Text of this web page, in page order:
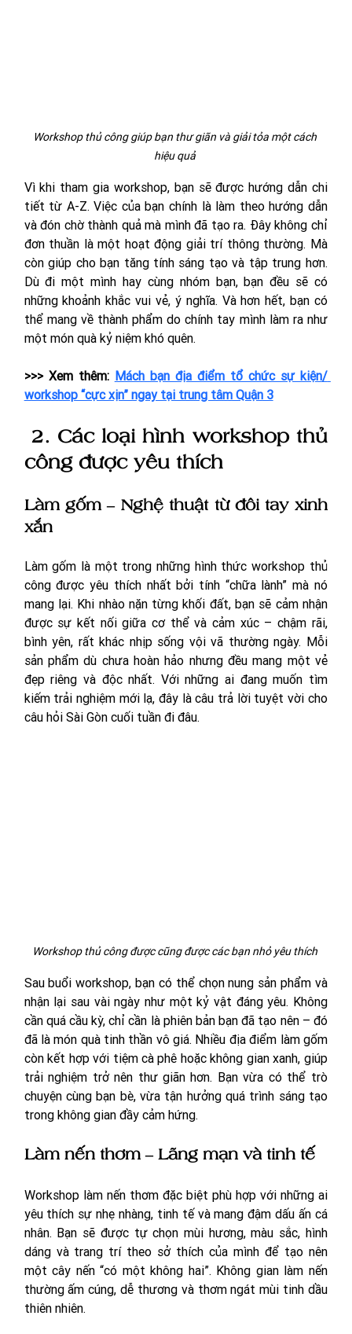
Workshop thủ công giúp bạn thư giãn và giải tỏa một cách
hiệu quả
Vì khi tham gia workshop, bạn sẽ được hướng dẫn chi
tiết từ A-Z. Việc của bạn chính là làm theo hướng dẫn
và đón chờ thành quả mà mình đã tạo ra. Đây không chỉ
đơn thuần là một hoạt động giải trí thông thường. Mà
còn giúp cho bạn tăng tính sáng tạo và tập trung hơn.
Dù đi một mình hay cùng nhóm bạn, bạn đều sẽ có
những khoảnh khắc vui vẻ, ý nghĩa. Và hơn hết, bạn có
thể mang về thành phẩm do chính tay mình làm ra như
một món quà kỷ niệm khó quên.
>>> Xem thêm: Mách bạn địa điểm tổ chức sự kiện/
workshop “cực xịn” ngay tại trung tâm Quận 3
2. Các loại hình workshop thủ
công được yêu thích
Làm gốm – Nghệ thuật từ đôi tay xinh
xắn
Làm gốm là một trong những hình thức workshop thủ
công được yêu thích nhất bởi tính “chữa lành” mà nó
mang lại. Khi nhào nặn từng khối đất, bạn sẽ cảm nhận
được sự kết nối giữa cơ thể và cảm xúc – chậm rãi,
bình yên, rất khác nhịp sống vội vã thường ngày. Mỗi
sản phẩm dù chưa hoàn hảo nhưng đều mang một vẻ
đẹp riêng và độc nhất. Với những ai đang muốn tìm
kiếm trải nghiệm mới lạ, đây là câu trả lời tuyệt vời cho
câu hỏi Sài Gòn cuối tuần đi đâu.
Workshop thủ công được cũng được các bạn nhỏ yêu thích
Sau buổi workshop, bạn có thể chọn nung sản phẩm và
nhận lại sau vài ngày như một kỷ vật đáng yêu. Không
cần quá cầu kỳ, chỉ cần là phiên bản bạn đã tạo nên – đó
đã là món quà tinh thần vô giá. Nhiều địa điểm làm gốm
còn kết hợp với tiệm cà phê hoặc không gian xanh, giúp
trải nghiệm trở nên thư giãn hơn. Bạn vừa có thể trò
chuyện cùng bạn bè, vừa tận hưởng quá trình sáng tạo
trong không gian đầy cảm hứng.
Làm nến thơm – Lãng mạn và tinh tế
Workshop làm nến thơm đặc biệt phù hợp với những ai
yêu thích sự nhẹ nhàng, tinh tế và mang đậm dấu ấn cá
nhân. Bạn sẽ được tự chọn mùi hương, màu sắc, hình
dáng và trang trí theo sở thích của mình để tạo nên
một cây nến “có một không hai”. Không gian làm nến
thường ấm cúng, dễ thương và thơm ngát mùi tinh dầu
thiên nhiên.